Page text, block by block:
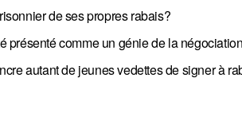
de ses propres rabais?
présenté comme un génie de la
autant de jeunes vedettes de signer à